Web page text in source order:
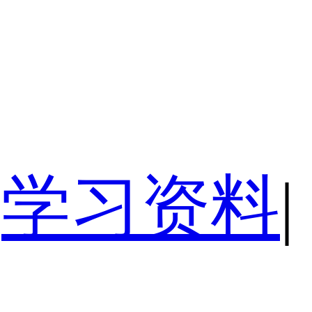
学习资料|